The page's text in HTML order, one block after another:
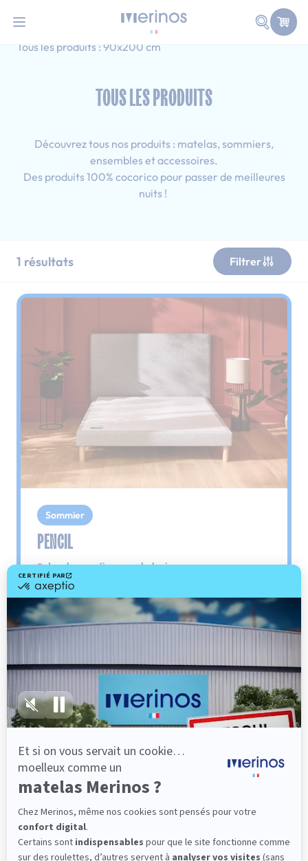
Faire
Accueil
Adulte
Tous les produits : 90x200 cm
TOUS LES PRODUITS
Découvrez tous nos produits : matelas, sommiers,
ensembles et accessoires.
Des produits 100% cocorico pour passer de meilleures
nuits !
1 résultats Filtrer
Sommier
PENCIL
Le plus : soutien morphologique
Grâce à ses 3 zones de confort, le sommier
Pencil vous assure tout son soutien. Avec les
épaules, le dos et le bassin qui reposent sur ses
lattes, vous évitez les douleurs au petit matin.
501,00 €
Découvrir
Fabrication Française